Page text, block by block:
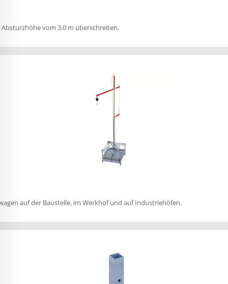
Absturzhöhe vom 3.0 m überschreiten.
auf der Baustelle, im Werkhof und auf Industriehöfen.